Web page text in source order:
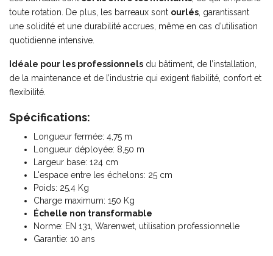
toute rotation. De plus, les barreaux sont ourlés , garantissant
une solidité et une durabilité accrues, même en cas d’utilisation
quotidienne intensive.
Idéale pour les professionnels du bâtiment, de l’installation,
de la maintenance et de l’industrie qui exigent fiabilité, confort et
flexibilité.
Spécifications:
Longueur fermée: 4,75 m
Longueur déployée: 8,50 m
Largeur base: 124 cm
L'espace entre les échelons: 25 cm
Poids: 25,4 Kg
Charge maximum: 150 Kg
Échelle non transformable
Norme: EN 131, Warenwet, utilisation professionnelle
Garantie: 10 ans